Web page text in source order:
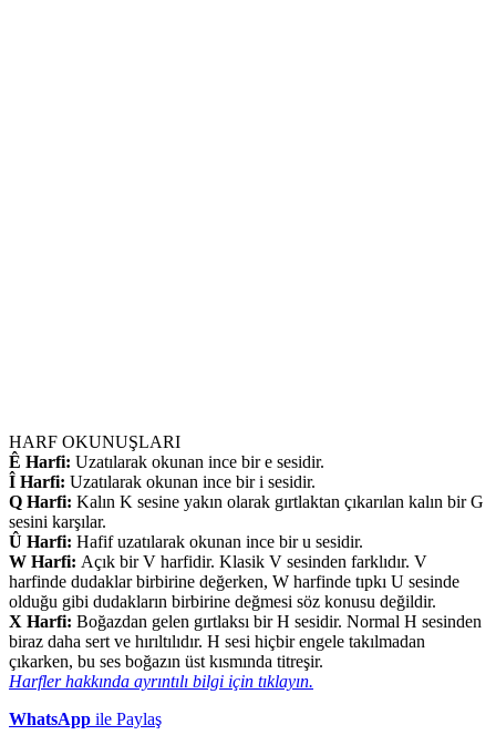
HARF OKUNUŞLARI
Ê Harfi: Uzatılarak okunan ince bir e sesidir.
Î Harfi: Uzatılarak okunan ince bir i sesidir.
Q Harfi: Kalın K sesine yakın olarak gırtlaktan çıkarılan kalın bir G
sesini karşılar.
Û Harfi: Hafif uzatılarak okunan ince bir u sesidir.
W Harfi: Açık bir V harfidir. Klasik V sesinden farklıdır. V
harfinde dudaklar birbirine değerken, W harfinde tıpkı U sesinde
olduğu gibi dudakların birbirine değmesi söz konusu değildir.
X Harfi: Boğazdan gelen gırtlaksı bir H sesidir. Normal H sesinden
biraz daha sert ve hırıltılıdır. H sesi hiçbir engele takılmadan
çıkarken, bu ses boğazın üst kısmında titreşir.
Harfler hakkında ayrıntılı bilgi için tıklayın.
WhatsApp ile Paylaş